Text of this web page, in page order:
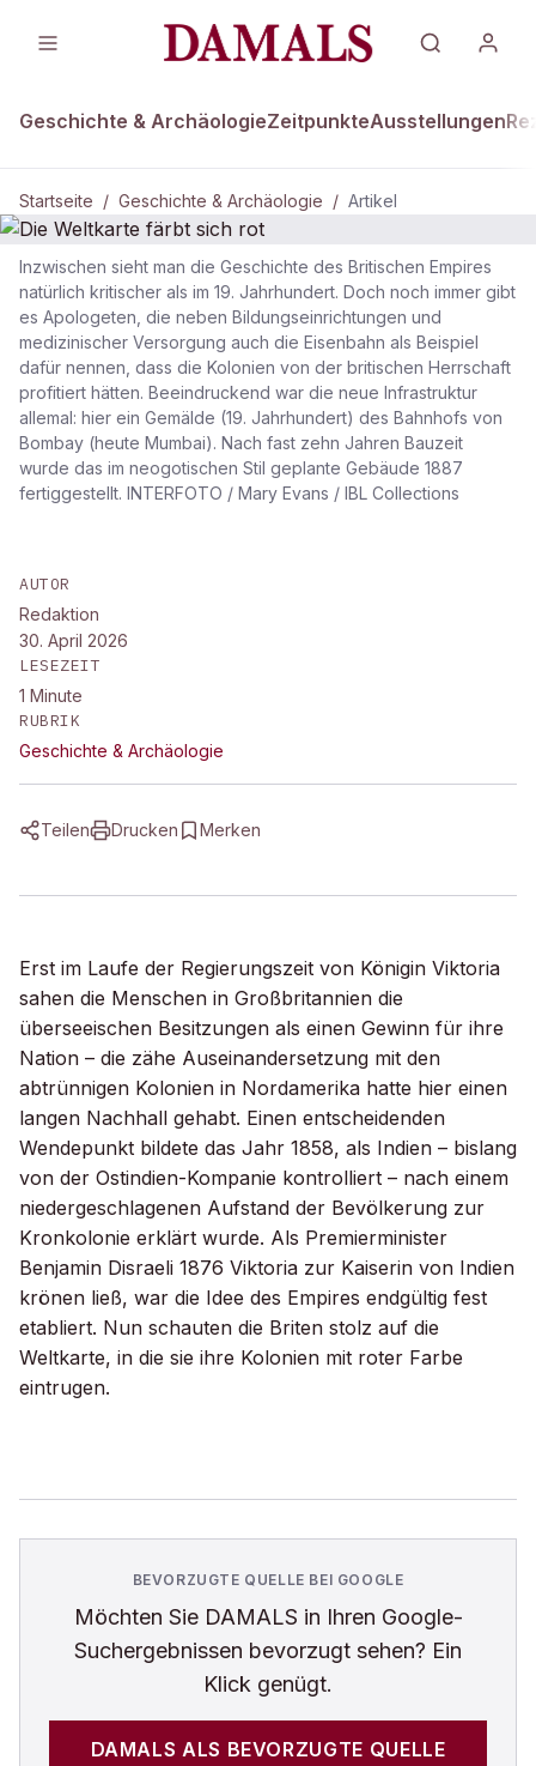
Geschichte & ArchäologieZeitpunkteAusstellungen
Startseite / Geschichte & Archäologie / Artikel
GESCHICHTE & ARCHÄOLOGIE
Die Weltkarte färbt sich rot
Inzwischen sieht man die Geschichte des Britischen Empires
natürlich kritischer als im 19. Jahrhundert. Doch noch immer gibt
es Apologeten, die neben Bildungseinrichtungen und
medizinischer Versorgung auch die Eisenbahn als Beispiel
dafür nennen, dass die Kolonien von der britischen Herrschaft
profitiert hätten. Beeindruckend war die neue Infrastruktur
allemal: hier ein Gemälde (19. Jahrhundert) des Bahnhofs von
Bombay (heute Mumbai). Nach fast zehn Jahren Bauzeit
wurde das im neogotischen Stil geplante Gebäude 1887
fertiggestellt. INTERFOTO / Mary Evans / IBL Collections
AUTOR
Redaktion
30. April 2026
LESEZEIT
1 Minute
RUBRIK
Geschichte & Archäologie
Teilen Drucken Merken
Erst im Laufe der Regierungszeit von Königin Viktoria
sahen die Menschen in Großbritannien die
überseeischen Besitzungen als einen Gewinn für ihre
Nation – die zähe Auseinandersetzung mit den
abtrünnigen Kolonien in Nordamerika hatte hier einen
langen Nachhall gehabt. Einen entscheidenden
Wendepunkt bildete das Jahr 1858, als Indien – bislang
von der Ostindien-Kompanie kontrolliert – nach einem
niedergeschlagenen Aufstand der Bevölkerung zur
Kronkolonie erklärt wurde. Als Premierminister
Benjamin Disraeli 1876 Viktoria zur Kaiserin von Indien
krönen ließ, war die Idee des Empires endgültig fest
etabliert. Nun schauten die Briten stolz auf die
Weltkarte, in die sie ihre Kolonien mit roter Farbe
eintrugen.
BEVORZUGTE QUELLE BEI GOOGLE
Möchten Sie DAMALS in Ihren Google-
Suchergebnissen bevorzugt sehen? Ein
Klick genügt.
DAMALS ALS BEVORZUGTE QUELLE